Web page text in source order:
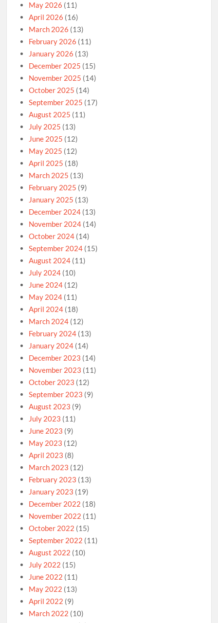
May 2026 (11)
April 2026 (16)
March 2026 (13)
February 2026 (11)
January 2026 (13)
December 2025 (15)
November 2025 (14)
October 2025 (14)
September 2025 (17)
August 2025 (11)
July 2025 (13)
June 2025 (12)
May 2025 (12)
April 2025 (18)
March 2025 (13)
February 2025 (9)
January 2025 (13)
December 2024 (13)
November 2024 (14)
October 2024 (14)
September 2024 (15)
August 2024 (11)
July 2024 (10)
June 2024 (12)
May 2024 (11)
April 2024 (18)
March 2024 (12)
February 2024 (13)
January 2024 (14)
December 2023 (14)
November 2023 (11)
October 2023 (12)
September 2023 (9)
August 2023 (9)
July 2023 (11)
June 2023 (9)
May 2023 (12)
April 2023 (8)
March 2023 (12)
February 2023 (13)
January 2023 (19)
December 2022 (18)
November 2022 (11)
October 2022 (15)
September 2022 (11)
August 2022 (10)
July 2022 (15)
June 2022 (11)
May 2022 (13)
April 2022 (9)
March 2022 (10)